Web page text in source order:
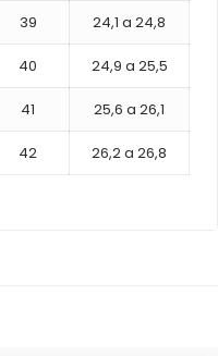
39 24,1 a 24,8
40 24,9 a 25,5
41 25,6 a 26,1
42 26,2 a 26,8